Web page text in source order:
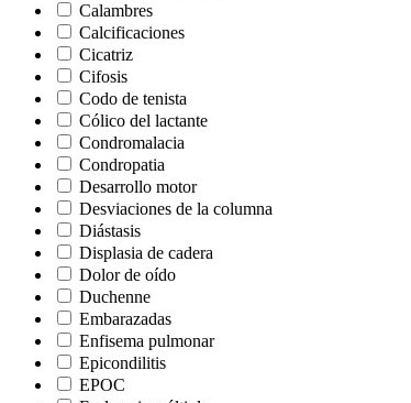
Calambres
Calcificaciones
Cicatriz
Cifosis
Codo de tenista
Cólico del lactante
Condromalacia
Condropatia
Desarrollo motor
Desviaciones de la columna
Diástasis
Displasia de cadera
Dolor de oído
Duchenne
Embarazadas
Enfisema pulmonar
Epicondilitis
EPOC